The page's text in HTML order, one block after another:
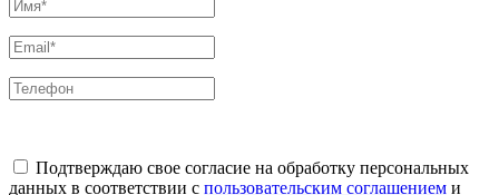
Подтверждаю свое согласие на обработку персональных
данных в соответствии с пользовательским соглашением и